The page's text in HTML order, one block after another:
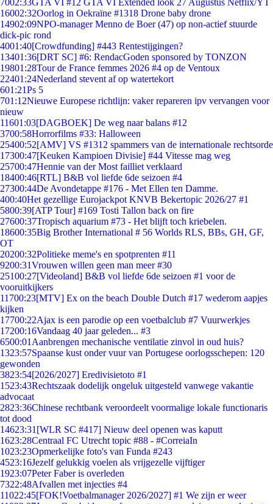
7002:33GTA VI #12 GTA VI Extended look 27 Augustus Netflix/YT
16002:32Oorlog in Oekraïne #1318 Drone baby drone
14902:09NPO-manager Menno de Boer (47) op non-actief stuurde
dick-pic rond
4001:40[Crowdfunding] #443 Rentestijgingen?
13401:36[DRT SC] #6: RendacGoden sponsored by TONZON
19801:28Tour de France femmes 2026 #4 op de Ventoux
22401:24Nederland stevent af op watertekort
601:21Ps 5
701:12Nieuwe Europese richtlijn: vaker repareren ipv vervangen voor
nieuw
11601:03[DAGBOEK] De weg naar balans #12
3700:58Horrorfilms #33: Halloween
25400:52[AMV] VS #1312 spammers van de internationale rechtsorde
17300:47[Keuken Kampioen Divisie] #44 Vitesse mag weg
25700:47Hennie van der Most failliet verklaard
18400:46[RTL] B&B vol liefde 6de seizoen #4
27300:44De Avondetappe #176 - Met Ellen ten Damme.
400:40Het gezellige Eurojackpot KNVB Bekertopic 2026/27 #1
5800:39[ATP Tour] #169 Tosti Tallon back on fire
27600:37Tropisch aquarium #73 - Het blijft toch kriebelen.
18600:35Big Brother International # 56 Worlds RLS, BBs, GH, GF,
OT
20200:32Politieke meme's en spotprenten #11
9200:31Vrouwen willen geen man meer #30
25100:27[Videoland] B&B vol liefde 6de seizoen #1 voor de
vooruitkijkers
11700:23[MTV] Ex on the beach Double Dutch #17 wederom aapjes
kijken
17700:22Ajax is een parodie op een voetbalclub #7 Vuurwerkjes
17200:16Vandaag 40 jaar geleden... #3
6500:01 Aanbrengen mechanische ventilatie zinvol in oud huis?
1323:57Spaanse kust onder vuur van Portugese oorlogsschepen: 120
gewonden
3823:54[2026/2027] Eredivisietoto #1
1523:43Rechtszaak dodelijk ongeluk uitgesteld vanwege vakantie
advocaat
2823:36Chinese rechtbank veroordeelt voormalige lokale functionaris
tot dood
14623:31 [WLR SC #417] Nieuw deel openen was kaputt
1623:28Centraal FC Utrecht topic #88 - #CorreiaIn
1023:23Opmerkelijke foto's van Funda #243
4523:16Jezelf gelukkig voelen als vrijgezelle vijftiger
1923:07Peter Faber is overleden
7322:48Afvallen met injecties #4
11022:45[FOK!Voetbalmanager 2026/2027] #1 We zijn er weer